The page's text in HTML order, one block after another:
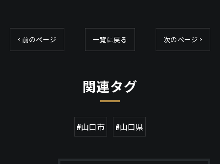
< 前のページ 一覧に戻る 次のページ >
関連タグ
#山口市 #山口県